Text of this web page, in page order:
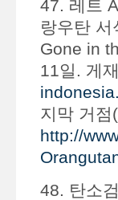
47. 레트
랑우탄
Gone in
11일. 게
지막 거
http://
48. 탄소